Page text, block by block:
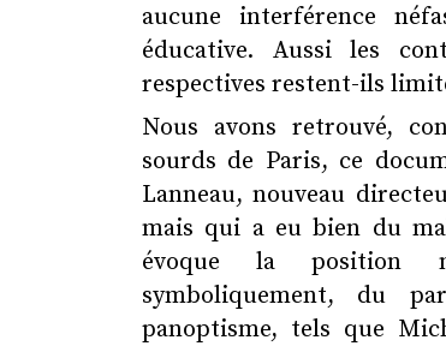
aucune interférence
éducative. Aussi les
respectives restent-ils
Nous avons retrouvé,
sourds de Paris, ce
Lanneau, nouveau
mais qui a eu bien du
évoque la position
symboliquement, du
panoptisme, tels que